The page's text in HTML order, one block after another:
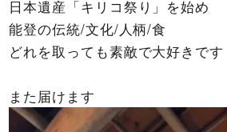
日本遺産「キリコ祭り」を始め
能登の伝統/文化/人柄/食
どれを取っても素敵で大好きです
また届けます